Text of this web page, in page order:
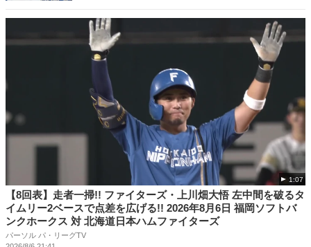
1:07
【8回表】走者一掃!! ファイターズ・上川畑大悟 左中間を破るタ
イムリー2ベースで点差を広げる!! 2026年8月6日 福岡ソフトバ
ンクホークス 対 北海道日本ハムファイターズ
パーソル パ・リーグTV